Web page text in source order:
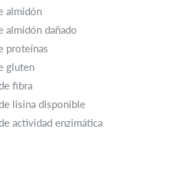
almidón
almidón dañado
proteínas
gluten
fibra
lisina disponible
actividad enzimática